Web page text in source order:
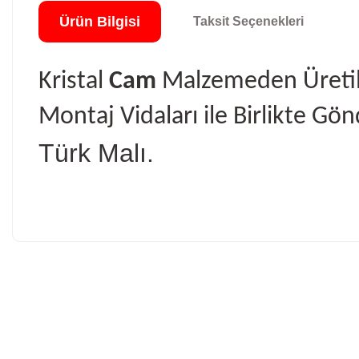
Ürün Bilgisi Taksit Seçenekleri
Kristal Cam Malzemeden
Montaj Vidaları ile Birlikte
Türk Malı.